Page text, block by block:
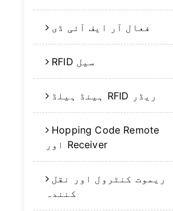
فعال آر ایف آئی ڈی
RFID سیل
ہینڈ ہیلڈ RFID ریڈر
Hopping Code Remote
اور Receiver
ریموت کنٹرول اور نقل
کنندہ